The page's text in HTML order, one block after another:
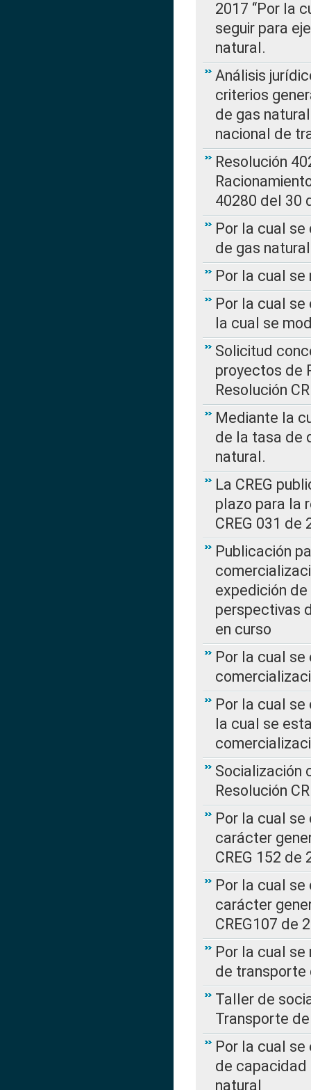
2017 “Por la
seguir para
natural.
Análisis
criterios
de gas
nacional de
Resolución
40280 del 30
Por la cual
de gas natural
Por la cual se
Por la cual se
la cual se
Solicitud
proyectos de
Resolución
Mediante la
de la tasa de
natural.
La CREG
plazo para la
CREG 031 de
Publicación
expedición de
perspectivas
en curso
Por la cual
Por la cual se
la cual se
Socialización
Resolución
Por la cual
carácter
CREG 152 de
Por la cual
carácter
CREG107 de
Por la cual
de transporte
Taller de
Transporte
Por la cual
de capacidad
natural